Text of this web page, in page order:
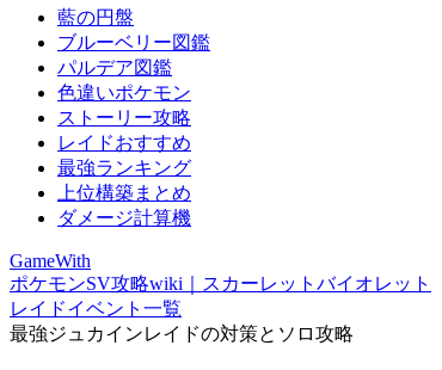
藍の円盤
ブルーベリー図鑑
パルデア図鑑
色違いポケモン
ストーリー攻略
レイドおすすめ
最強ランキング
上位構築まとめ
ダメージ計算機
GameWith
ポケモンSV攻略wiki｜スカーレットバイオレット
レイドイベント一覧
最強ジュカインレイドの対策とソロ攻略